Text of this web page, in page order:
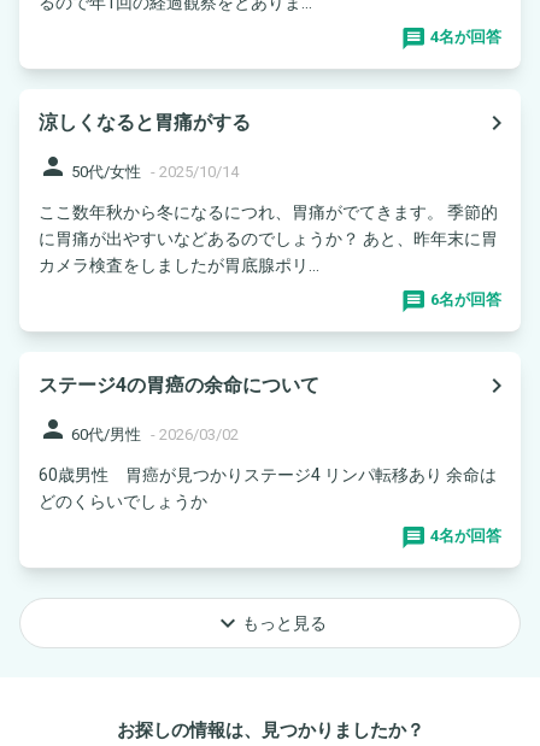
4名が回答
涼しくなると胃痛がする
navigate_next
person 50代/女性 - 2025/10/14
ここ数年秋から冬になるにつれ、胃痛がでてきます。 季節的
に胃痛が出やすいなどあるのでしょうか？ あと、昨年末に胃
カメラ検査をしましたが胃底腺ポリ...
6名が回答
ステージ4の胃癌の余命について
navigate_next
person 60代/男性 - 2026/03/02
60歳男性 胃癌が見つかりステージ4 リンパ転移あり 余命は
どのくらいでしょうか
4名が回答
keyboard_arrow_down もっと見る
お探しの情報は、見つかりましたか？